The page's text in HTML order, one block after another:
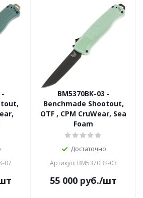
-
07
BM5370BK-03 -
Benchmade Shootout,
OTF , CPM CruWear, Sea
Foam
Достаточно
Артикул: BM5370BK-03
55 000 руб./шт